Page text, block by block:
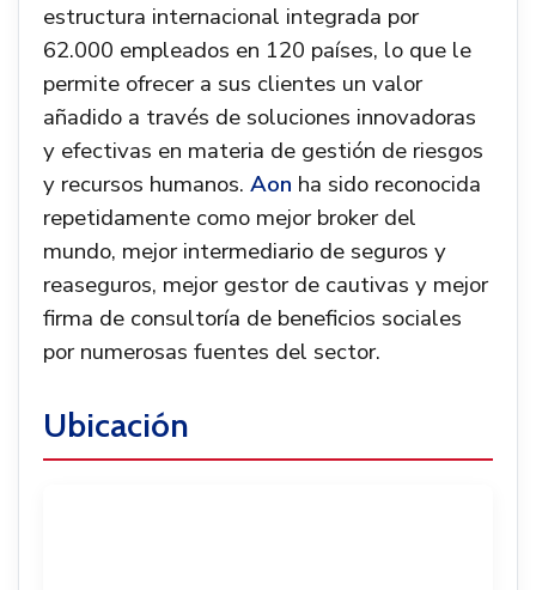
estructura internacional integrada por
62.000 empleados en 120 países, lo que le
permite ofrecer a sus clientes un valor
añadido a través de soluciones innovadoras
y efectivas en materia de gestión de riesgos
y recursos humanos. Aon ha sido reconocida
repetidamente como mejor broker del
mundo, mejor intermediario de seguros y
reaseguros, mejor gestor de cautivas y mejor
firma de consultoría de beneficios sociales
por numerosas fuentes del sector.
Ubicación